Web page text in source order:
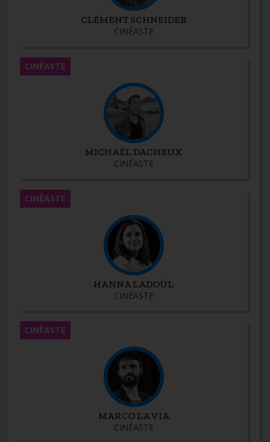
CLÉMENT SCHNEIDER
CINÉASTE
MICHAËL DACHEUX
CINÉASTE
CINÉASTE
HANNA LADOUL
CINÉASTE
CINÉASTE
MARCO LA VIA
CINÉASTE
CINÉASTE